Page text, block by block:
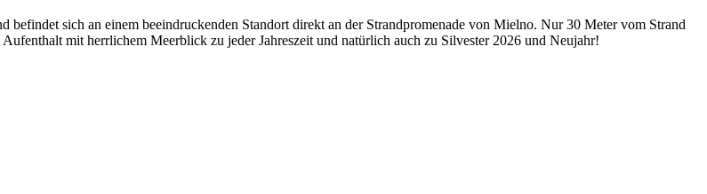
sich an einem beeindruckenden Standort direkt an der Strandpromenade von Mielno. Nur 30 Meter vom Strand
mit herrlichem Meerblick zu jeder Jahreszeit und natürlich auch zu Silvester 2026 und Neujahr!